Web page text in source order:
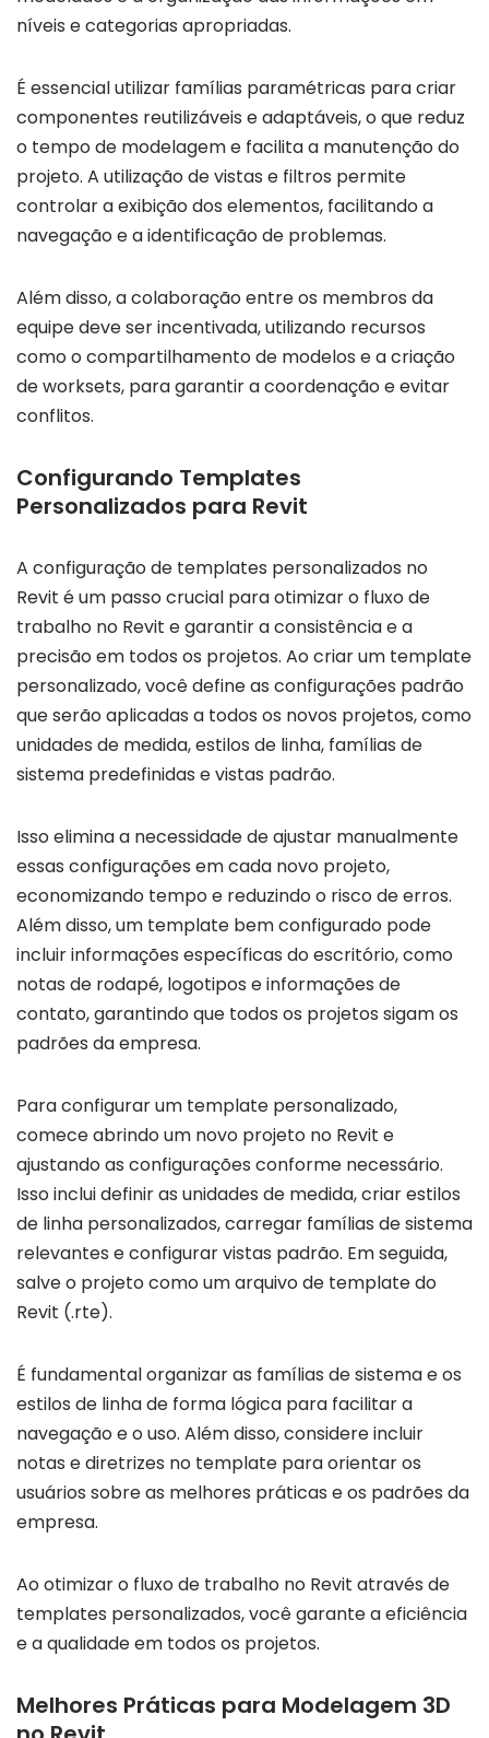
níveis e categorias apropriadas.
É essencial utilizar famílias paramétricas para criar
componentes reutilizáveis e adaptáveis, o que reduz
o tempo de modelagem e facilita a manutenção do
projeto. A utilização de vistas e filtros permite
controlar a exibição dos elementos, facilitando a
navegação e a identificação de problemas.
Além disso, a colaboração entre os membros da
equipe deve ser incentivada, utilizando recursos
como o compartilhamento de modelos e a criação
de worksets, para garantir a coordenação e evitar
conflitos.
Configurando Templates
Personalizados para Revit
A configuração de templates personalizados no
Revit é um passo crucial para otimizar o fluxo de
trabalho no Revit e garantir a consistência e a
precisão em todos os projetos. Ao criar um template
personalizado, você define as configurações padrão
que serão aplicadas a todos os novos projetos, como
unidades de medida, estilos de linha, famílias de
sistema predefinidas e vistas padrão.
Isso elimina a necessidade de ajustar manualmente
essas configurações em cada novo projeto,
economizando tempo e reduzindo o risco de erros.
Além disso, um template bem configurado pode
incluir informações específicas do escritório, como
notas de rodapé, logotipos e informações de
contato, garantindo que todos os projetos sigam os
padrões da empresa.
Para configurar um template personalizado,
comece abrindo um novo projeto no Revit e
ajustando as configurações conforme necessário.
Isso inclui definir as unidades de medida, criar estilos
de linha personalizados, carregar famílias de sistema
relevantes e configurar vistas padrão. Em seguida,
salve o projeto como um arquivo de template do
Revit (.rte).
É fundamental organizar as famílias de sistema e os
estilos de linha de forma lógica para facilitar a
navegação e o uso. Além disso, considere incluir
notas e diretrizes no template para orientar os
usuários sobre as melhores práticas e os padrões da
empresa.
Ao otimizar o fluxo de trabalho no Revit através de
templates personalizados, você garante a eficiência
e a qualidade em todos os projetos.
Melhores Práticas para Modelagem 3D